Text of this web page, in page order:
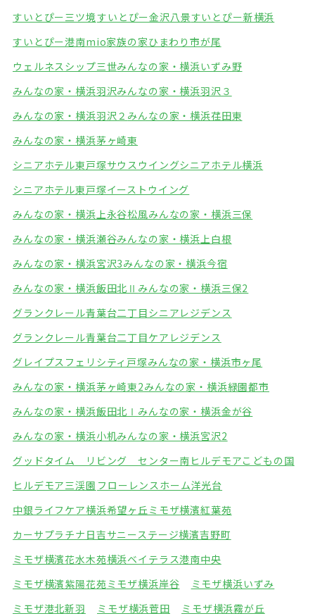
すいとぴー三ツ境すいとぴー金沢八景すいとぴー新横浜
すいとぴー港南mio家族の家ひまわり市が尾
ウェルネスシップ三世みんなの家・横浜いずみ野
みんなの家・横浜羽沢みんなの家・横浜羽沢３
みんなの家・横浜羽沢２ みんなの家・横浜荏田東
みんなの家・横浜茅ヶ崎東
シニアホテル東戸塚サウスウイングシニアホテル横浜
シニアホテル東戸塚イーストウイング
みんなの家・横浜上永谷松風みんなの家・横浜三保
みんなの家・横浜瀬谷みんなの家・横浜上白根
みんなの家・横浜宮沢3みんなの家・横浜今宿
みんなの家・横浜飯田北Ⅱ みんなの家・横浜三保2
グランクレール青葉台二丁目シニアレジデンス
グランクレール青葉台二丁目ケアレジデンス
グレイプスフェリシティ戸塚みんなの家・横浜市ヶ尾
みんなの家・横浜茅ヶ崎東2みんなの家・横浜緑園都市
みんなの家・横浜飯田北Ⅰ みんなの家・横浜金が谷
みんなの家・横浜小机みんなの家・横浜宮沢2
グッドタイム リビング センター南 ヒルデモアこどもの国
ヒルデモア三渓園 フローレンスホーム洋光台
中銀ライフケア横浜希望ヶ丘 ミモザ横濱紅葉苑
カーサプラチナ日吉サニーステージ横濱吉野町
ミモザ横濱花水木苑横浜ベイテラス港南中央
ミモザ横濱紫陽花苑ミモザ横浜岸谷
ミモザ横浜いずみ
ミモザ港北新羽
ミモザ横浜菅田
ミモザ横浜霧が丘